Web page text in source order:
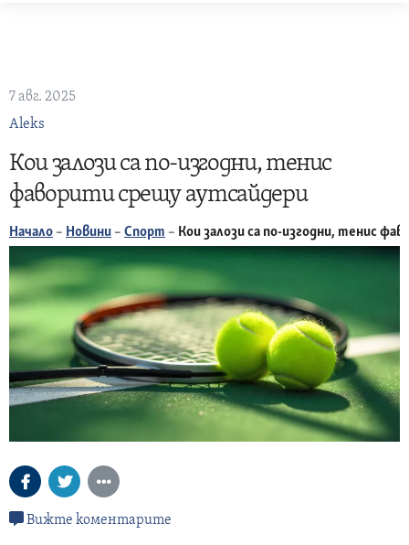
7 авг. 2025
Aleks
Кои залози са по-изгодни, тенис
фаворити срещу аутсайдери
Начало – Новини – Спорт – Кои залози са по-изгодни, тенис
Вижте коментарите